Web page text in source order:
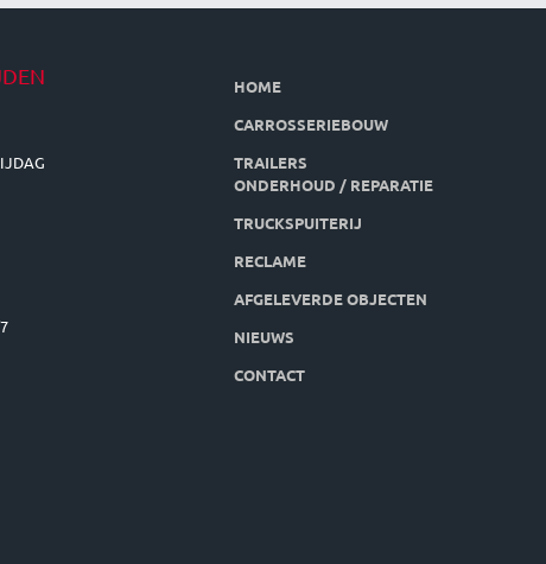
HOME
CARROSSERIEBOUW
TRAILERS
ONDERHOUD / REPARATIE
TRUCKSPUITERIJ
RECLAME
AFGELEVERDE OBJECTEN
NIEUWS
CONTACT